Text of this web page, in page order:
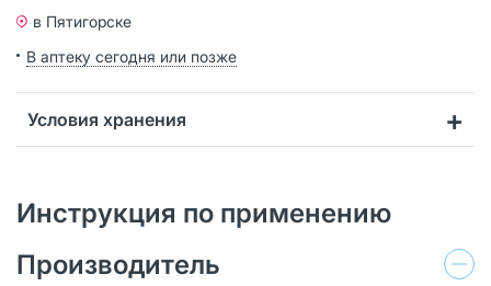
в Пятигорске
В аптеку сегодня или позже
Условия хранения
Инструкция по применению
Производитель